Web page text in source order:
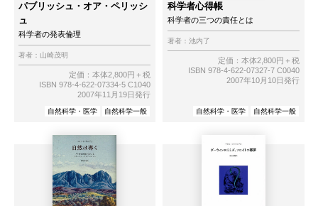
パブリッシュ・オア・ペリッシ
ュ
科学者の発表倫理
著者： 山崎茂明
定価：本体2,800円＋税
ISBN 978-4-622-07334-5 C1040
2007年11月19日発行
自然科学・医学 自然科学一般
科学者心得帳
科学者の三つの責任とは
著者： 池内了
定価：本体2,800円＋税
ISBN 978-4-622-07327-7 C0040
2007年10月10日発行
自然科学・医学 自然科学一般